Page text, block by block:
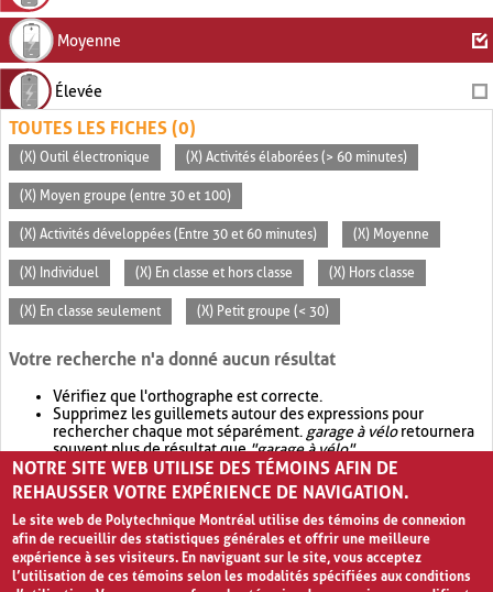
Moyenne
Élevée
TOUTES LES FICHES (0)
(X) Outil électronique (X) Activités élaborées (> 60 minutes)
(X) Moyen groupe (entre 30 et 100)
(X) Activités développées (Entre 30 et 60 minutes) (X) Moyenne
(X) Individuel (X) En classe et hors classe (X) Hors classe
(X) En classe seulement (X) Petit groupe (< 30)
Votre recherche n'a donné aucun résultat
Vérifiez que l'orthographe est correcte.
Supprimez les guillemets autour des expressions pour
rechercher chaque mot séparément. garage à véloretournera
souvent plus de résultat que"garage à vélo".
Envisagez d'élargir votre recherche avec OR.garage OR vélo
retournera souvent plus de résultat quegarage à vélo
NOTRE SITE WEB UTILISE DES TÉMOINS AFIN DE
REHAUSSER VOTRE EXPÉRIENCE DE NAVIGATION.
Le site web de Polytechnique Montréal utilise des témoins de connexion
afin de recueillir des statistiques générales et offrir une meilleure
expérience à ses visiteurs. En naviguant sur le site, vous acceptez
l’utilisation de ces témoins selon les modalités spécifiées aux conditions